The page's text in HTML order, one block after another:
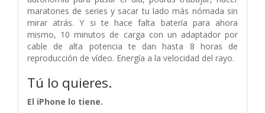
maratones de series y sacar tu lado más nómada sin
mirar atrás. Y si te hace falta batería para ahora
mismo, 10 minutos de carga con un adaptador por
cable de alta potencia te dan hasta 8 horas de
reproducción de vídeo. Energía a la velocidad del rayo.
Tú lo quieres.
El iPhone lo tiene.